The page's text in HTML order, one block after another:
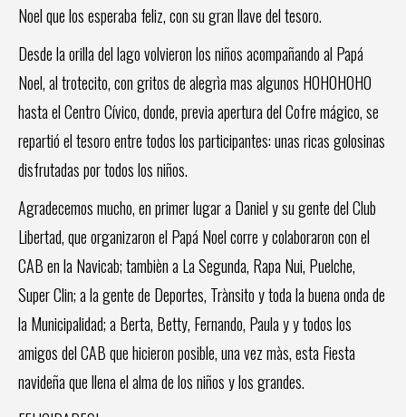
Noel que los esperaba feliz, con su gran llave del tesoro.
Desde la orilla del lago volvieron los niños acompañando al Papá
Noel, al trotecito, con gritos de alegrìa mas algunos HOHOHOHO
hasta el Centro Cívico, donde, previa apertura del Cofre mágico, se
repartió el tesoro entre todos los participantes: unas ricas golosinas
disfrutadas por todos los niños.
Agradecemos mucho, en primer lugar a Daniel y su gente del Club
Libertad, que organizaron el Papá Noel corre y colaboraron con el
CAB en la Navicab; tambièn a La Segunda, Rapa Nui, Puelche,
Super Clin; a la gente de Deportes, Trànsito y toda la buena onda de
la Municipalidad; a Berta, Betty, Fernando, Paula y y todos los
amigos del CAB que hicieron posible, una vez màs, esta Fiesta
navideña que llena el alma de los niños y los grandes.